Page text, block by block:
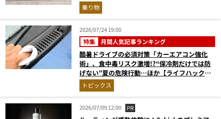
乗り物
2026/07/24 19:00
特集 月間人気記事ランキング
酷暑ドライブの必須対策「カーエアコン強化
術」、食中毒リスク激増!?“保冷剤だけでは防
げない”夏の危険行動…ほか【ライフハックの
人気記事ランキングベスト3】（2026年6月
版）
トピックス
2026/07/09 12:00 PR